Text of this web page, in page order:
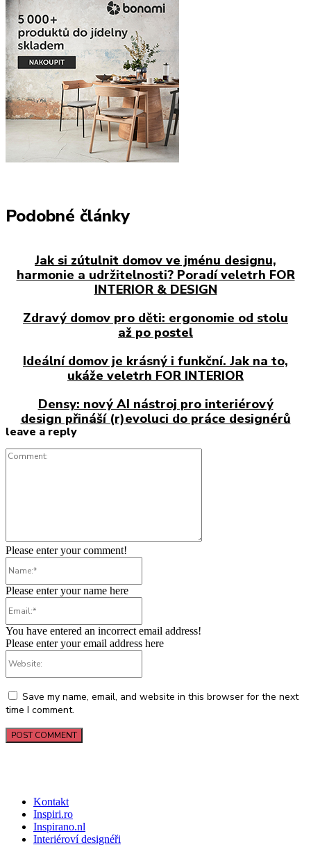
Podobné články
Jak si zútulnit domov ve jménu designu,
harmonie a udržitelnosti? Poradí veletrh FOR
INTERIOR & DESIGN
Zdravý domov pro děti: ergonomie od stolu
až po postel
Ideální domov je krásný i funkční. Jak na to,
ukáže veletrh FOR INTERIOR
Densy: nový AI nástroj pro interiérový
design přináší (r)evoluci do práce designérů
leave a reply
Please enter your comment!
Please enter your name here
You have entered an incorrect email address!
Please enter your email address here
Save my name, email, and website in this browser for the next
time I comment.
Kontakt
Inspiri.ro
Inspirano.nl
Interiéroví designéři